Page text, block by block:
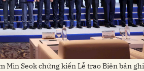
Min Seok chứng kiến Lễ trao Biên bản ghi